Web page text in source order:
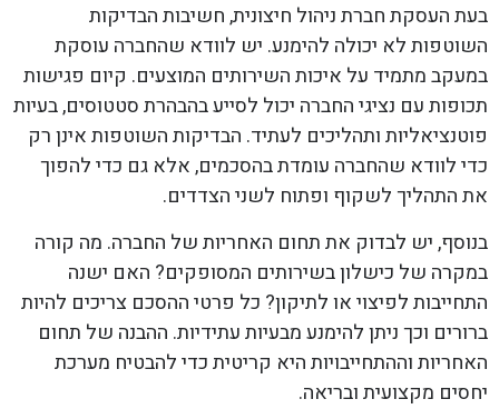
בעת העסקת חברת ניהול חיצונית, חשיבות הבדיקות
השוטפות לא יכולה להימנע. יש לוודא שהחברה עוסקת
במעקב מתמיד על איכות השירותים המוצעים. קיום פגישות
תכופות עם נציגי החברה יכול לסייע בהבהרת סטטוסים, בעיות
פוטנציאליות ותהליכים לעתיד. הבדיקות השוטפות אינן רק
כדי לוודא שהחברה עומדת בהסכמים, אלא גם כדי להפוך
את התהליך לשקוף ופתוח לשני הצדדים.
בנוסף, יש לבדוק את תחום האחריות של החברה. מה קורה
במקרה של כישלון בשירותים המסופקים? האם ישנה
התחייבות לפיצוי או לתיקון? כל פרטי ההסכם צריכים להיות
ברורים וכך ניתן להימנע מבעיות עתידיות. ההבנה של תחום
האחריות וההתחייבויות היא קריטית כדי להבטיח מערכת
יחסים מקצועית ובריאה.